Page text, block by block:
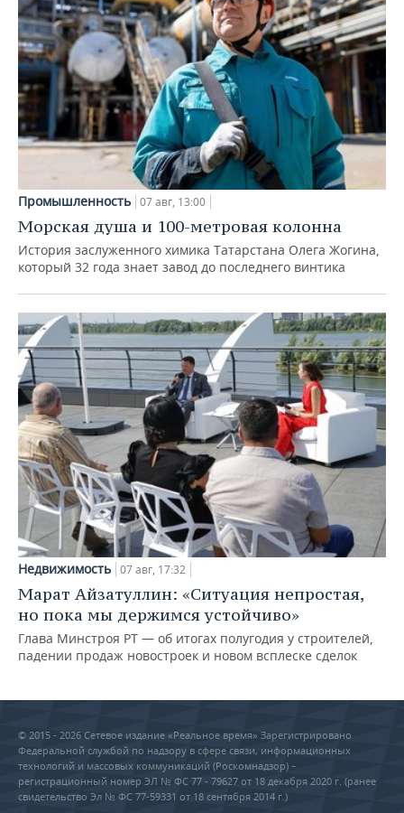
Промышленность 07 авг, 13:00
Морская душа и 100-метровая колонна
История заслуженного химика Татарстана Олега Жогина,
который 32 года знает завод до последнего винтика
Недвижимость 07 авг, 17:32
Марат Айзатуллин: «Ситуация непростая,
но пока мы держимся устойчиво»
Глава Минстроя РТ — об итогах полугодия у строителей,
падении продаж новостроек и новом всплеске сделок
© 2015 - 2026 Сетевое издание «Реальное время» Зарегистрировано
Федеральной службой по надзору в сфере связи, информационных
технологий и массовых коммуникаций (Роскомнадзор) –
регистрационный номер ЭЛ № ФС 77 - 79627 от 18 декабря 2020 г. (ранее
свидетельство Эл № ФС 77-59331 от 18 сентября 2014 г.)